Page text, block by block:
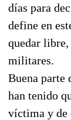
días para
define en
quedar libre,
militares.
Buena parte
han tenido
víctima y de